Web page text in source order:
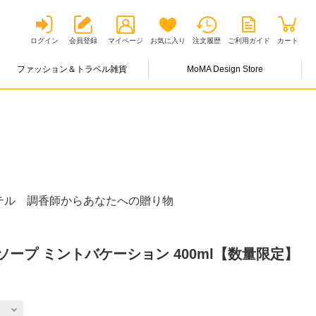
ログイン 会員登録 マイページ お気に入り 注文履歴 ご利用ガイド カート
ファッション＆トラベル雑貨 MoMA Design Store
ル 調香師からあなたへの贈り物
ープ ミントバケーション 400ml【数量限定】